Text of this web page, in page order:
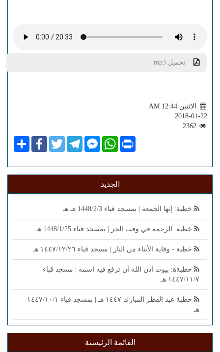
تحميل mp3
الاثنين AM 12:44
2018-01-22
ShareFacebookTwitterTelegramFacebook
Messenger
WhatsApp Print
الجديد
خطبة: إنها الجمعة | بمسجد قباء 1448/2/3 هـ هـ
خطبة: الرحمة في وقت الحر | بمسجد قباء 1448/1/25 هـ
خطبة - وقاية الأبناء من النار | مسجد قباء ١٤٤٧/١٢/٢٦ هـ
خطبةة: بيوت أذن الله أن ترفع فيه اسمه | مسجد قباء
١٤٤٧/١١/٧ هـ
خطبة عيد الفطر المبارك ١٤٤٧ هـ | بمسجد قباء ١٤٤٧/١٠/١
هـ
القائمة الرئيسية